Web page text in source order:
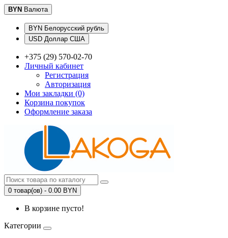
BYN Валюта
BYN Белорусский рубль
USD Доллар США
+375 (29) 570-02-70
Личный кабинет
Регистрация
Авторизация
Мои закладки (0)
Корзина покупок
Оформление заказа
0 товар(ов) - 0.00 BYN
В корзине пусто!
Категории